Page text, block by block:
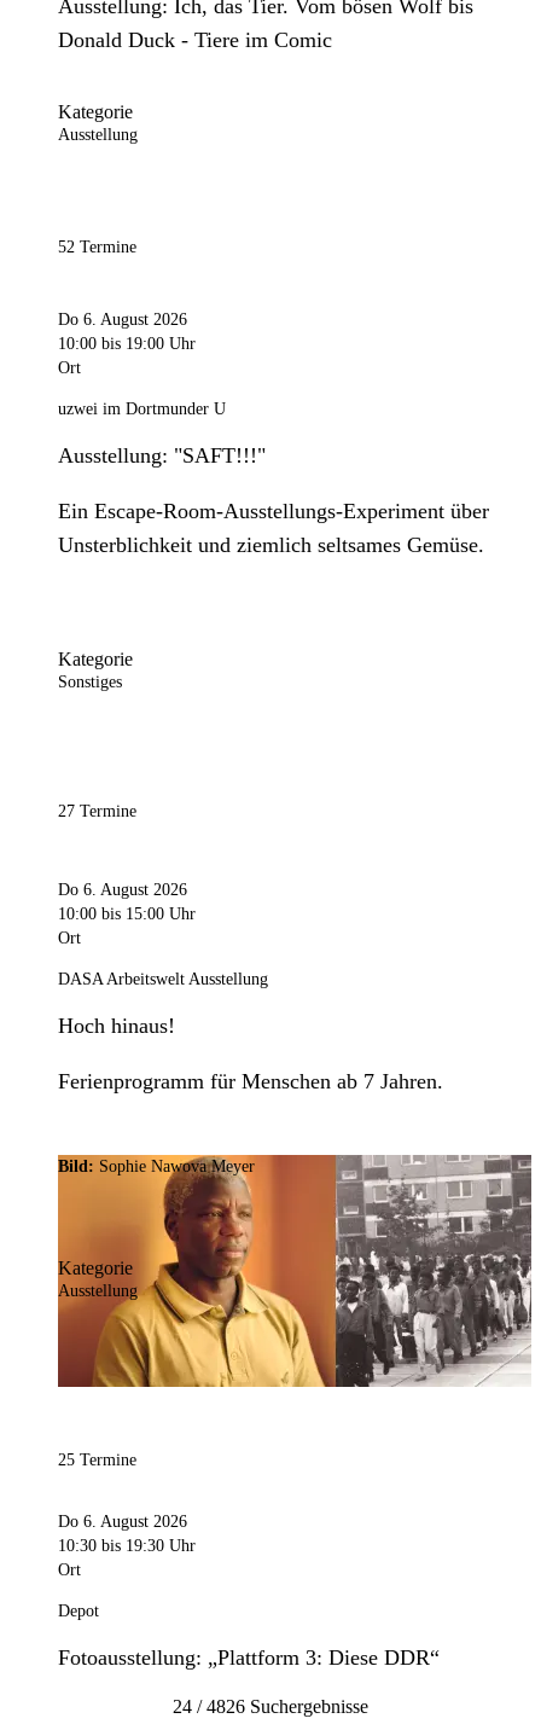
Ausstellung: Ich, das Tier. Vom bösen Wolf bis
Donald Duck - Tiere im Comic
Kategorie
Ausstellung
52 Termine
Do 6. August 2026
10:00 bis 19:00 Uhr
Ort
uzwei im Dortmunder U
Ausstellung: "SAFT!!!"
Ein Escape-Room-Ausstellungs-Experiment über
Unsterblichkeit und ziemlich seltsames Gemüse.
Kategorie
Sonstiges
27 Termine
Do 6. August 2026
10:00 bis 15:00 Uhr
Ort
DASA Arbeitswelt Ausstellung
Hoch hinaus!
Ferienprogramm für Menschen ab 7 Jahren.
Bild: Sophie Nawova Meyer
Kategorie
Ausstellung
25 Termine
Do 6. August 2026
10:30 bis 19:30 Uhr
Ort
Depot
Fotoausstellung: „Plattform 3: Diese DDR“
24 / 4826 Suchergebnisse